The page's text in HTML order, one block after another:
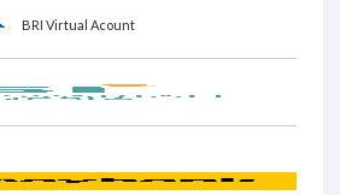
BRI Virtual Acount